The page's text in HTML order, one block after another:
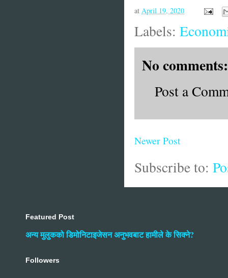
at April 19, 2020
Labels:
No comments:
Post a
Newer Post
Subscribe to:
Featured Post
अन्य मुलुकको डिमोनिटाइजेसन अनुभवबाट हामीले के सिक्ने?
Followers